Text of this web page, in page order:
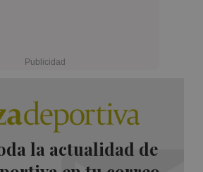
la actualidad de